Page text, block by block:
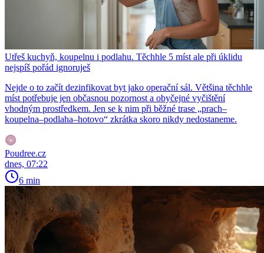
Utřeš kuchyň, koupelnu i podlahu. Těchhle 5 míst ale při úklidu
nejspíš pořád ignoruješ
Nejde o to začít dezinfikovat byt jako operační sál. Většina těchhle
míst potřebuje jen občasnou pozornost a obyčejné vyčištění
vhodným prostředkem. Jen se k nim při běžné trase „prach–
koupelna–podlaha–hotovo“ zkrátka skoro nikdy nedostaneme.
Poudree.cz
dnes, 07:22
6 min